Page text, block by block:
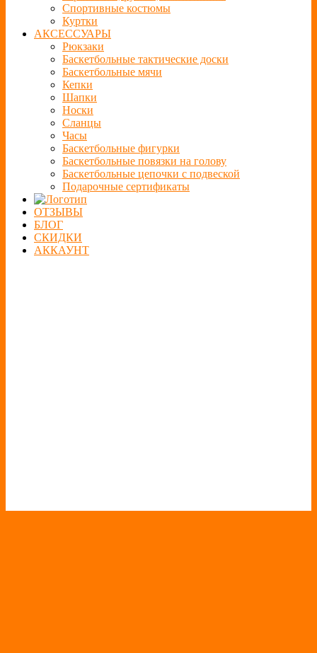
Спортивные костюмы
Куртки
АКСЕССУАРЫ
Рюкзаки
Баскетбольные тактические доски
Баскетбольные мячи
Кепки
Шапки
Носки
Сланцы
Часы
Баскетбольные фигурки
Баскетбольные повязки на голову
Баскетбольные цепочки с подвеской
Подарочные сертификаты
ОТЗЫВЫ
БЛОГ
СКИДКИ
АККАУНТ